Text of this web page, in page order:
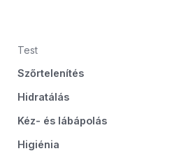
Test
Szőrtelenítés
Hidratálás
Kéz- és lábápolás
Higiénia